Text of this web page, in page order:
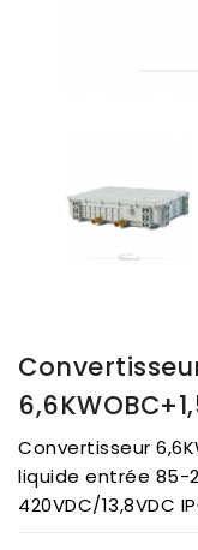
Convertisseur
liquide entrée 85-
420VDC/13,8VDC